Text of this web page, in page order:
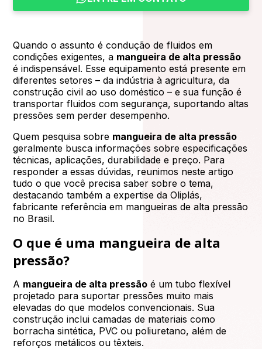
Quando o assunto é condução de fluidos em
condições exigentes, a mangueira de alta pressão
é indispensável. Esse equipamento está presente em
diferentes setores – da indústria à agricultura, da
construção civil ao uso doméstico – e sua função é
transportar fluidos com segurança, suportando altas
pressões sem perder desempenho.
Quem pesquisa sobre mangueira de alta pressão
geralmente busca informações sobre especificações
técnicas, aplicações, durabilidade e preço. Para
responder a essas dúvidas, reunimos neste artigo
tudo o que você precisa saber sobre o tema,
destacando também a expertise da Oliplás,
fabricante referência em mangueiras de alta pressão
no Brasil.
O que é uma mangueira de alta
pressão?
A mangueira de alta pressão é um tubo flexível
projetado para suportar pressões muito mais
elevadas do que modelos convencionais. Sua
construção inclui camadas de materiais como
borracha sintética, PVC ou poliuretano, além de
reforços metálicos ou têxteis.